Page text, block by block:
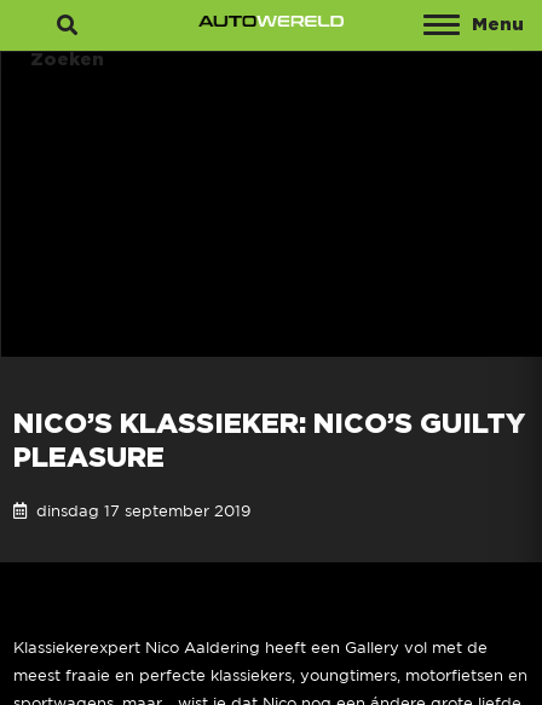
Menu
Zoeken
NICO’S KLASSIEKER: NICO’S GUILTY
PLEASURE
dinsdag 17 september 2019
Klassiekerexpert Nico Aaldering heeft een Gallery vol met de
meest fraaie en perfecte klassiekers, youngtimers, motorfietsen en